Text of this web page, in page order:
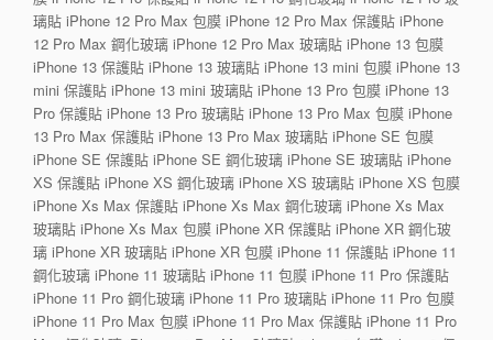
璃貼 iPhone 12 Pro Max 包膜 iPhone 12 Pro Max 保護貼 iPhone
12 Pro Max 鋼化玻璃 iPhone 12 Pro Max 玻璃貼 iPhone 13 包膜
iPhone 13 保護貼 iPhone 13 玻璃貼 iPhone 13 mini 包膜 iPhone 13
mini 保護貼 iPhone 13 mini 玻璃貼 iPhone 13 Pro 包膜 iPhone 13
Pro 保護貼 iPhone 13 Pro 玻璃貼 iPhone 13 Pro Max 包膜 iPhone
13 Pro Max 保護貼 iPhone 13 Pro Max 玻璃貼 iPhone SE 包膜
iPhone SE 保護貼 iPhone SE 鋼化玻璃 iPhone SE 玻璃貼 iPhone
XS 保護貼 iPhone XS 鋼化玻璃 iPhone XS 玻璃貼 iPhone XS 包膜
iPhone Xs Max 保護貼 iPhone Xs Max 鋼化玻璃 iPhone Xs Max
玻璃貼 iPhone Xs Max 包膜 iPhone XR 保護貼 iPhone XR 鋼化玻
璃 iPhone XR 玻璃貼 iPhone XR 包膜 iPhone 11 保護貼 iPhone 11
鋼化玻璃 iPhone 11 玻璃貼 iPhone 11 包膜 iPhone 11 Pro 保護貼
iPhone 11 Pro 鋼化玻璃 iPhone 11 Pro 玻璃貼 iPhone 11 Pro 包膜
iPhone 11 Pro Max 包膜 iPhone 11 Pro Max 保護貼 iPhone 11 Pro